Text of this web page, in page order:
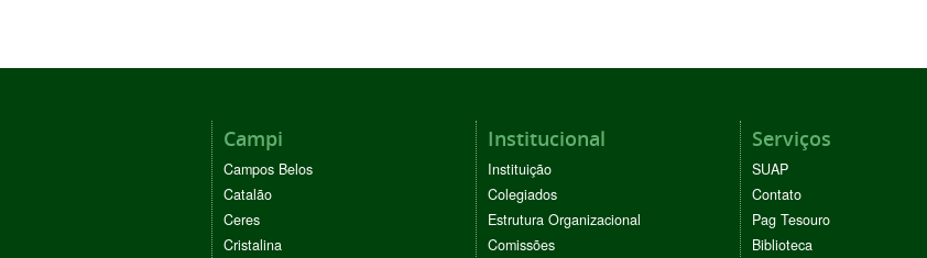
Campi
Campos Belos
Catalão
Ceres
Cristalina
Institucional
Instituição
Colegiados
Estrutura Organizacional
Comissões
Serviços
SUAP
Contato
Pag Tesouro
Biblioteca